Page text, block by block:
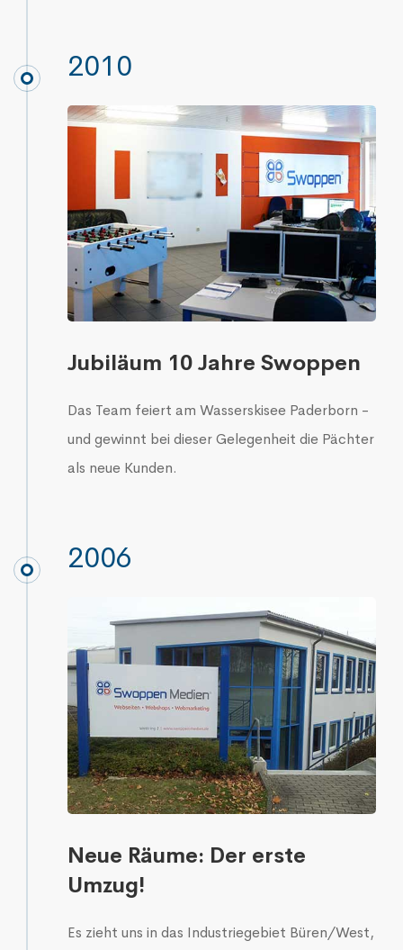
2010
Jubiläum 10 Jahre Swoppen
Das Team feiert am Wasserskisee Paderborn -
und gewinnt bei dieser Gelegenheit die Pächter
als neue Kunden.
2006
Neue Räume: Der erste
Umzug!
Es zieht uns in das Industriegebiet Büren/West,